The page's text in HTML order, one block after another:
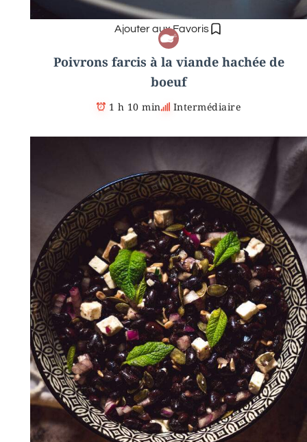
Ajouter aux Favoris
Poivrons farcis à la viande hachée de
boeuf
1 h 10 min Intermédiaire